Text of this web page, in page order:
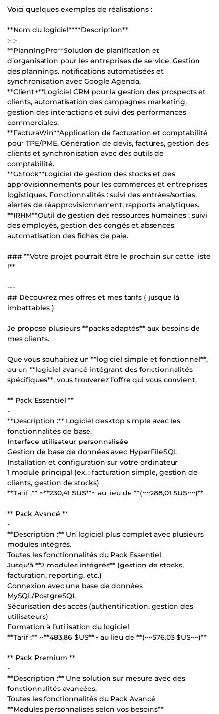
Voici quelques exemples de réalisations :
**Nom du logiciel****Description**
:- :-
**PlanningPro**Solution de planification et
d’organisation pour les entreprises de service. Gestion
des plannings, notifications automatisées et
synchronisation avec Google Agenda.
**Client+**Logiciel CRM pour la gestion des prospects et
clients, automatisation des campagnes marketing,
gestion des interactions et suivi des performances
commerciales.
**FacturaWin**Application de facturation et comptabilité
pour TPE/PME. Génération de devis, factures, gestion des
clients et synchronisation avec des outils de
comptabilité.
**GStock**Logiciel de gestion des stocks et des
approvisionnements pour les commerces et entreprises
logistiques. Fonctionnalités : suivi des entrées/sorties,
alertes de réapprovisionnement, rapports analytiques.
**IRHM**Outil de gestion des ressources humaines : suivi
des employés, gestion des congés et absences,
automatisation des fiches de paie.
### **Votre projet pourrait être le prochain sur cette liste
!**
---
## Découvrez mes offres et mes tarifs ( jusque là
imbattables )
Je propose plusieurs **packs adaptés** aux besoins de
mes clients.
Que vous souhaitiez un **logiciel simple et fonctionnel**,
ou un **logiciel avancé intégrant des fonctionnalités
spécifiques**, vous trouverez l’offre qui vous convient.
** Pack Essentiel **
-
**Description :** Logiciel desktop simple avec les
fonctionnalités de base.
Interface utilisateur personnalisée
Gestion de base de données avec HyperFileSQL
Installation et configuration sur votre ordinateur
1 module principal (ex. : facturation simple, gestion de
clients, gestion de stocks)
**Tarif :** ~**230,41 $US**~ au lieu de **(~~288,01 $US~~)**
** Pack Avancé **
-
**Description :** Un logiciel plus complet avec plusieurs
modules intégrés.
Toutes les fonctionnalités du Pack Essentiel
Jusqu'à **3 modules intégrés** (gestion de stocks,
facturation, reporting, etc.)
Connexion avec une base de données
MySQL/PostgreSQL
Sécurisation des accès (authentification, gestion des
utilisateurs)
Formation à l’utilisation du logiciel
**Tarif :** ~**483,86 $US**~ au lieu de **(~~576,03 $US~~)**
** Pack Premium **
-
**Description :** Une solution sur mesure avec des
fonctionnalités avancées.
Toutes les fonctionnalités du Pack Avancé
**Modules personnalisés selon vos besoins**